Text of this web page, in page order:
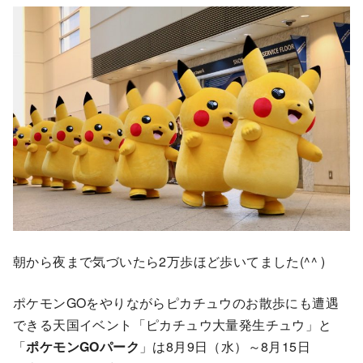
朝から夜まで気づいたら2万歩ほど歩いてました(^^ )
ポケモンGOをやりながらピカチュウのお散歩にも遭遇
できる天国イベント「ピカチュウ大量発生チュウ」と
「ポケモンGOパーク 」は8月9日（水）～8月15日